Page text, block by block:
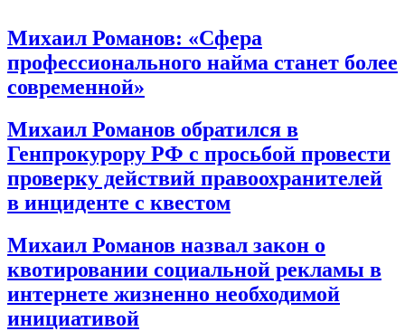
Михаил Романов: «Сфера
профессионального найма станет более
современной»
Михаил Романов обратился в
Генпрокурору РФ с просьбой провести
проверку действий правоохранителей
в инциденте с квестом
Михаил Романов назвал закон о
квотировании социальной рекламы в
интернете жизненно необходимой
инициативой